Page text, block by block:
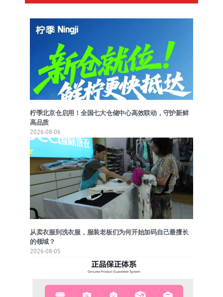
柠季北京仓启用！全国七大仓储中心高效联动，守护新鲜
高品质
2026-08-06
从卖衣服到洗衣服，服装老板们为何开始加码自己最擅长
的领域？
2026-08-05